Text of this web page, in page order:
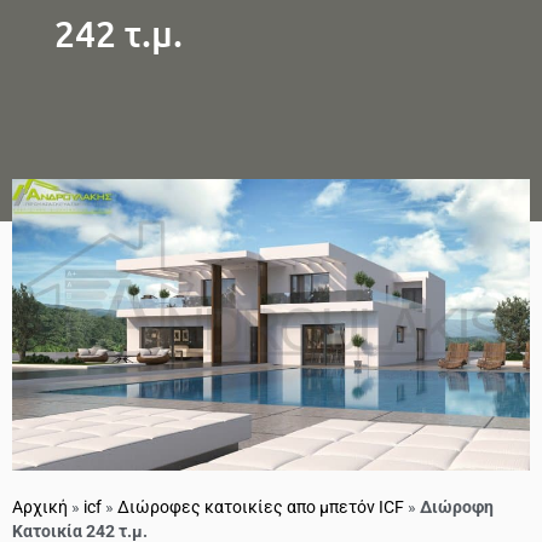
242 τ.μ.
Αρχική » icf » Διώροφες κατοικίες απο μπετόν ICF » Διώροφη
Κατοικία 242 τ.μ.